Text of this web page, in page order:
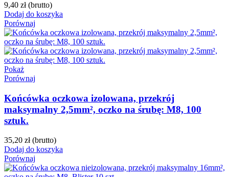
9,40 zł (brutto)
Dodaj do koszyka
Porównaj
Pokaż
Porównaj
Końcówka oczkowa izolowana, przekrój
maksymalny 2,5mm², oczko na śrubę: M8, 100
sztuk.
35,20 zł (brutto)
Dodaj do koszyka
Porównaj